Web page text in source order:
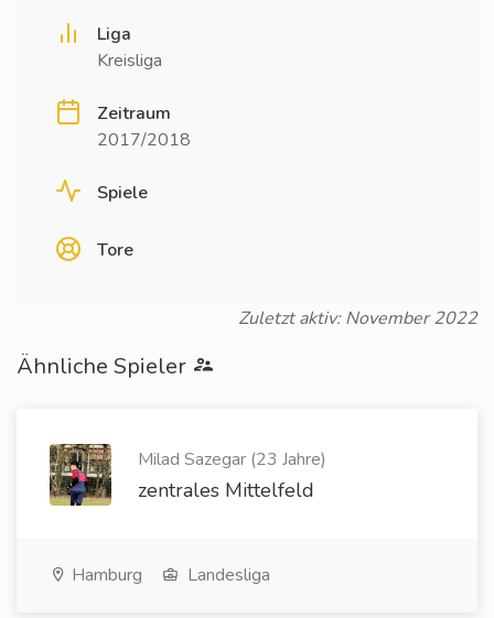
Liga
Kreisliga
Zeitraum
2017/2018
Spiele
Tore
Zuletzt aktiv: November 2022
Ähnliche Spieler
Milad Sazegar (23 Jahre)
zentrales Mittelfeld
Hamburg Landesliga